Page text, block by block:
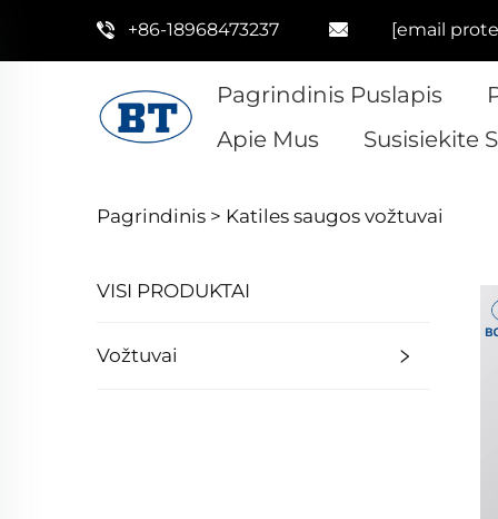
+86-18968473237 [email
Pagrindinis Puslapis
Apie Mus
Susisiekite
Pagrindinis > Katiles saugos vožtuvai
VISI PRODUKTAI
Vožtuvai